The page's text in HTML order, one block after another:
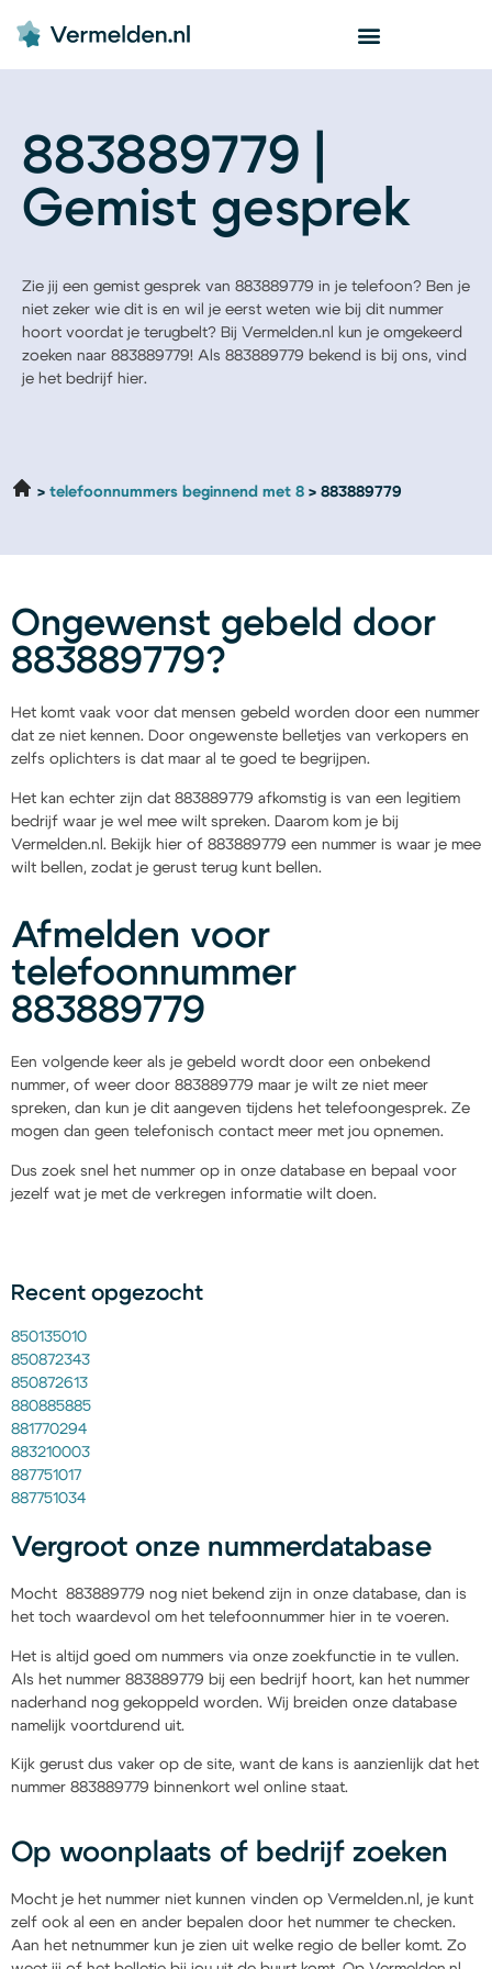
883889779 |
Gemist gesprek
Zie jij een gemist gesprek van 883889779 in je telefoon? Ben je
niet zeker wie dit is en wil je eerst weten wie bij dit nummer
hoort voordat je terugbelt? Bij Vermelden.nl kun je omgekeerd
zoeken naar 883889779! Als 883889779 bekend is bij ons, vind
je het bedrijf hier.
telefoonnummers beginnend met 8 883889779
Ongewenst gebeld door
883889779?
Het komt vaak voor dat mensen gebeld worden door een nummer
dat ze niet kennen. Door ongewenste belletjes van verkopers en
zelfs oplichters is dat maar al te goed te begrijpen.
Het kan echter zijn dat 883889779 afkomstig is van een legitiem
bedrijf waar je wel mee wilt spreken. Daarom kom je bij
Vermelden.nl. Bekijk hier of 883889779 een nummer is waar je mee
wilt bellen, zodat je gerust terug kunt bellen.
Afmelden voor
telefoonnummer
883889779
Een volgende keer als je gebeld wordt door een onbekend
nummer, of weer door 883889779 maar je wilt ze niet meer
spreken, dan kun je dit aangeven tijdens het telefoongesprek. Ze
mogen dan geen telefonisch contact meer met jou opnemen.
Dus zoek snel het nummer op in onze database en bepaal voor
jezelf wat je met de verkregen informatie wilt doen.
Recent opgezocht
850135010
850872343
850872613
880885885
881770294
883210003
887751017
887751034
Vergroot onze nummerdatabase
Mocht 883889779 nog niet bekend zijn in onze database, dan is
het toch waardevol om het telefoonnummer hier in te voeren.
Het is altijd goed om nummers via onze zoekfunctie in te vullen.
Als het nummer 883889779 bij een bedrijf hoort, kan het nummer
naderhand nog gekoppeld worden. Wij breiden onze database
namelijk voortdurend uit.
Kijk gerust dus vaker op de site, want de kans is aanzienlijk dat het
nummer 883889779 binnenkort wel online staat.
Op woonplaats of bedrijf zoeken
Mocht je het nummer niet kunnen vinden op Vermelden.nl, je kunt
zelf ook al een en ander bepalen door het nummer te checken.
Aan het netnummer kun je zien uit welke regio de beller komt. Zo